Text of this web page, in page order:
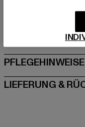
GRÖSSE &
PFLEGEHINWEISE
LIEFERUNG &